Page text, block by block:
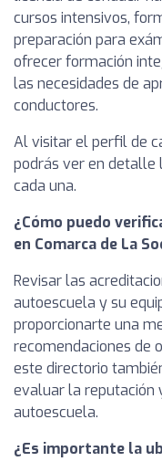
cursos intensivos,
preparación para
ofrecer formación
las necesidades de
conductores.
Al visitar el perfil de
podrás ver en detalle
cada una.
¿Cómo puedo
en Comarca de La
Revisar las
autoescuela y su
proporcionarte una
recomendaciones de
este directorio
evaluar la reputación
autoescuela.
¿Es importante la